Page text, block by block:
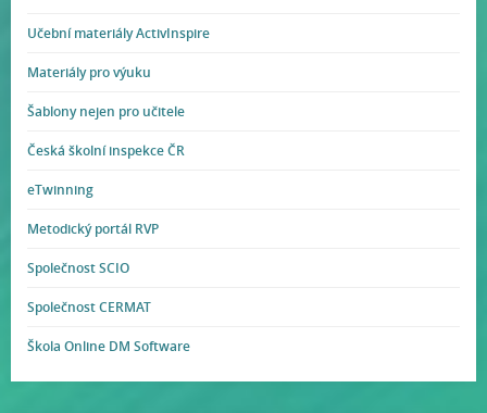
Učební materiály ActivInspire
Materiály pro výuku
Šablony nejen pro učitele
Česká školní inspekce ČR
eTwinning
Metodický portál RVP
Společnost SCIO
Společnost CERMAT
Škola Online DM Software